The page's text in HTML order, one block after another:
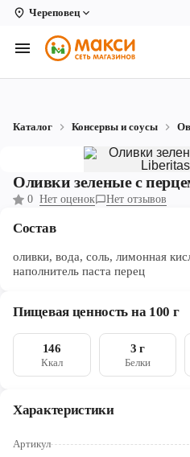
Череповец
Вологда
Архангельск
Коряжма
Новодвинск
Северодвинск
Череповец
Каталог Консервы и соусы
Оливки зеленые с
0 Нет оценок Нет отзывов
Состав
оливки, вода, соль, лимонная
наполнитель паста перец
Пищевая ценность на 100 г
146
Ккал
3 г
Белки
Характеристики
Артикул